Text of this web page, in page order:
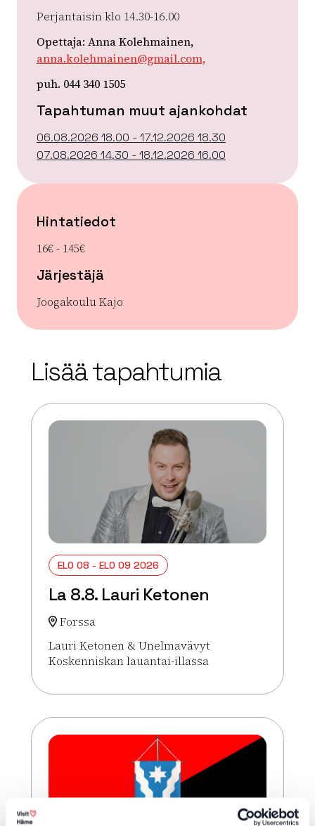
Perjantaisin klo 14.30-16.00
Opettaja: Anna Kolehmainen,
anna.kolehmainen@gmail.com,
puh. 044 340 1505
Tapahtuman muut ajankohdat
06.08.2026 18.00 - 17.12.2026 18.30
07.08.2026 14.30 - 18.12.2026 16.00
Hintatiedot
16€ - 145€
Järjestäjä
Joogakoulu Kajo
OpenStreetMap
Lisää tapahtumia
ELO 08 - ELO 09 2026
La 8.8. Lauri Ketonen
Forssa
Lauri Ketonen & Unelmavävyt
Koskenniskan lauantai-illassa
Lue lisää tapahtumasta La 8.8. Lauri Ketonen